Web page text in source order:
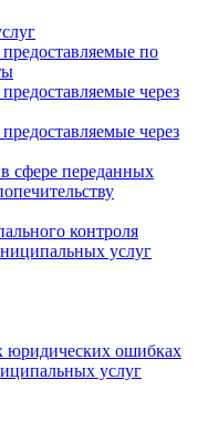
по
через
через
сфере переданных
контроля
услуг
ошибках
услуг